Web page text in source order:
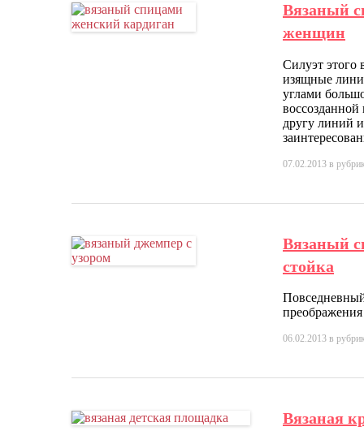
Вязаный
женщин
Силуэт этого
изящные
углами
другу линий
07.02.2013 в
Вязаный
стойка
06.02.2013 в
Вязаная